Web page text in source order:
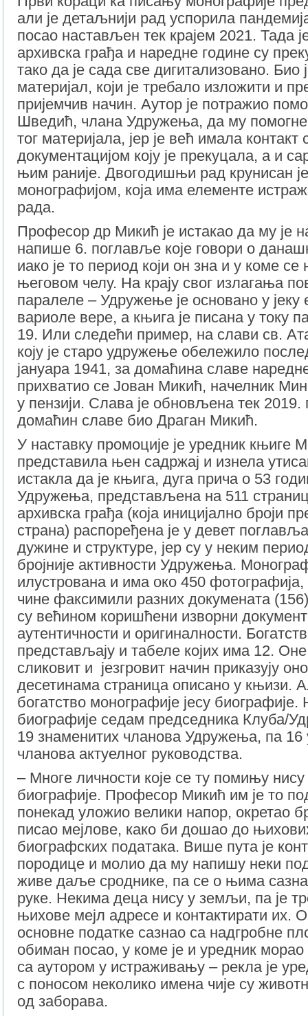
али је детаљнији рад успорила
посао настављен тек крајем 2021. Тада
архивска грађа и наредне године су
тако да је сада све дигитализовано. Био
материјал, који је требало изложити и
пријемчив начин. Аутор је потражио
Шведић, члана Удружења, да му
тог материјала, јер је већ имала контакт
документацијом коју је прекуцала, а и
њим раније. Двогодишњи рад крунисан
монографијом, која има елементе
рада.
Професор др Микић је истакао да му је
напише 6. поглавље које говори о
иако је то период који он зна и у коме се
његовом челу. На крају свог излагања
паралеле – Удружење је основано у јеку
вариоле вере, а књига је писана у току
19. Или следећи пример, на слави св.
коју је старо удружење обележило
јануара 1941, за домаћина славе
прихватио се Јован Микић, начелник
у пензији. Слава је обновљена тек 2019.
домаћин славе био Драган Микић.
У наставку промоције је уредник књиге
представила њен садржај и изнела
истакла да је књига, дуга прича о 53
Удружења, представљена на 511
архивска грађа (која иницијално броји
страна) распоређена је у девет
дужине и структуре, јер су у неким
бројније активности Удружења.
илустрована и има око 450 фотографија,
чине факсимили разних докумената
су већином коришћени изворни
аутентичности и оригиналности.
представљају и табеле којих има 12. Оне
сликовит и језгровит начин приказују
десетинама страница описано у књизи.
богатство монографије јесу биографије.
биографије седам председника Клуба/
19 знаменитих чланова Удружења, па 16
чланова актуелног руководства.
– Многе личности које се ту помињу
биографије. Професор Микић им је то
понекад уложио велики напор, окретао
писао мејлове, како би дошао до
биографских података. Више пута је
породице и молио да му напишу неки
живе даље сроднике, па се о њима
руке. Некима деца нису у земљи, па је
њихове мејл адресе и контактирати их.
основне податке сазнао са надгробне
обиман посао, у коме је и уредник морао
са аутором у истраживању – рекла је
с поносом неколико имена чије су
од заборава.